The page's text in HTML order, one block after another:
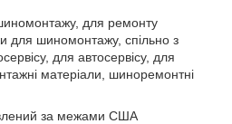
для ремонту
для шиномонтажу, спільно з
для автосервісу, для
матеріали, шиноремонтні
за межами США